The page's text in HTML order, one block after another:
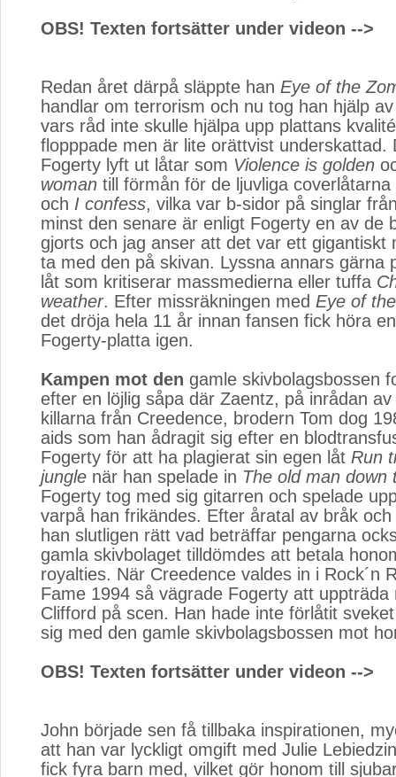
OBS! Texten fortsätter under videon -->
Redan året därpå släppte han Eye of the
handlar om terrorism och nu tog han hjälp
vars råd inte skulle hjälpa upp plattans
flopppade men är lite orättvist underskattad.
Fogerty lyft ut låtar som Violence is golden
woman till förmån för de ljuvliga coverlåtarna
och I confess, vilka var b-sidor på singlar
minst den senare är enligt Fogerty en av de
gjorts och jag anser att det var ett gigantiskt
ta med den på skivan. Lyssna annars gärna
låt som kritiserar massmedierna eller tuffa
weather. Efter missräkningen med Eye of
det dröja hela 11 år innan fansen fick höra
Fogerty-platta igen.
Kampen mot den gamle skivbolagsbossen
efter en löjlig såpa där Zaentz, på inrådan
killarna från Creedence, brodern Tom dog
aids som han ådragit sig efter en
Fogerty för att ha plagierat sin egen låt Run
jungle när han spelade in The old man down
Fogerty tog med sig gitarren och spelade
varpå han frikändes. Efter åratal av bråk
han slutligen rätt vad beträffar pengarna
gamla skivbolaget tilldömdes att betala
royalties. När Creedence valdes in i Rock´n
Fame 1994 så vägrade Fogerty att uppträda
Clifford på scen. Han hade inte förlåtit
sig med den gamle skivbolagsbossen mot
OBS! Texten fortsätter under videon -->
John började sen få tillbaka inspirationen,
att han var lyckligt omgift med Julie
fick fyra barn med, vilket gör honom till